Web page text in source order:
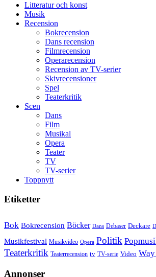
Litteratur och konst
Musik
Recension
Bokrecension
Dans recension
Filmrecension
Operarecension
Recension av TV-serier
Skivrecensioner
Spel
Teaterkritik
Scen
Dans
Film
Musikal
Opera
Teater
TV
TV-serier
Toppnytt
Etiketter
Bok Bokrecension Böcker Dans Debaser Deckare
Musikfestival Musikvideo Opera Politik
Teaterkritik Teaterrecension tv TV-serie Video
Annonser